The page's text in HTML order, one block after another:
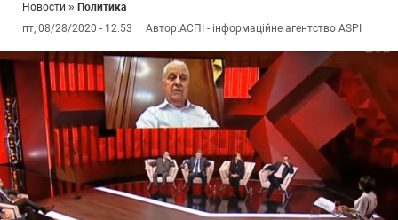
Новости » Политика
пт, 08/28/2020 - 12:53
Автор:АСПІ - інформаційне агентство ASPI
#ООС
#боротьба
з
корупцією
#гфс #Киев #коронавірус